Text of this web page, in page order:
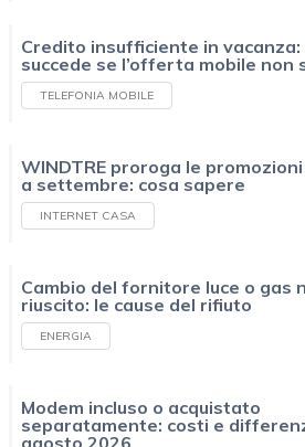
Credito insufficiente in vacanza:
succede se l’offerta mobile non
TELEFONIA MOBILE
WINDTRE proroga le
a settembre: cosa sapere
INTERNET CASA
Cambio del fornitore luce o gas
riuscito: le cause del rifiuto
ENERGIA
Modem incluso o acquistato
separatamente: costi e
agosto 2026